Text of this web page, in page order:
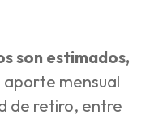
son estimados,
aporte mensual
de retiro, entre